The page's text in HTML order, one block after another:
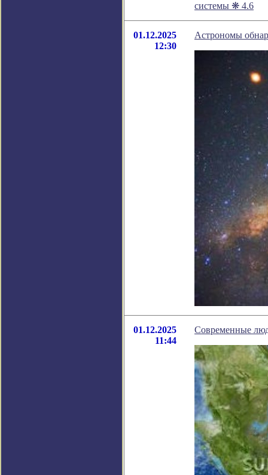
системы ❋ 4.6
01.12.2025
12:30
Астрономы
01.12.2025
11:44
Современные